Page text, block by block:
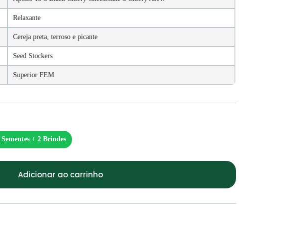
Relaxante
Cereja preta, terroso e picante
Seed Stockers
Superior FEM
Sementes + 2 Brindes
Adicionar ao carrinho